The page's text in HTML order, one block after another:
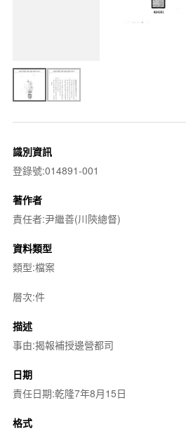
識別資訊
登錄號:014891-001
著作者
責任者:尹繼善(川陝總督)
資料類型
類型:檔案
層次:件
描述
事由:揭報補授邊營都司
日期
責任日期:乾隆7年8月15日
格式